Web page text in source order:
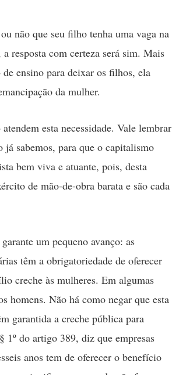
não que seu filho tenha uma vaga na
resposta com certeza será sim. Mais
ensino para deixar os filhos, ela
da mulher.
esta necessidade. Vale lembrar
já sabemos, para que o capitalismo
bem viva e atuante, pois, desta
de mão-de-obra barata e são cada
um pequeno avanço: as
têm a obrigatoriedade de oferecer
creche às mulheres. Em algumas
homens. Não há como negar que esta
garantida a creche pública para
do artigo 389, diz que empresas
anos tem de oferecer o benefício